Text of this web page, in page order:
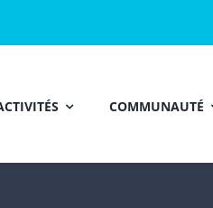
COMMUNAUTÉ